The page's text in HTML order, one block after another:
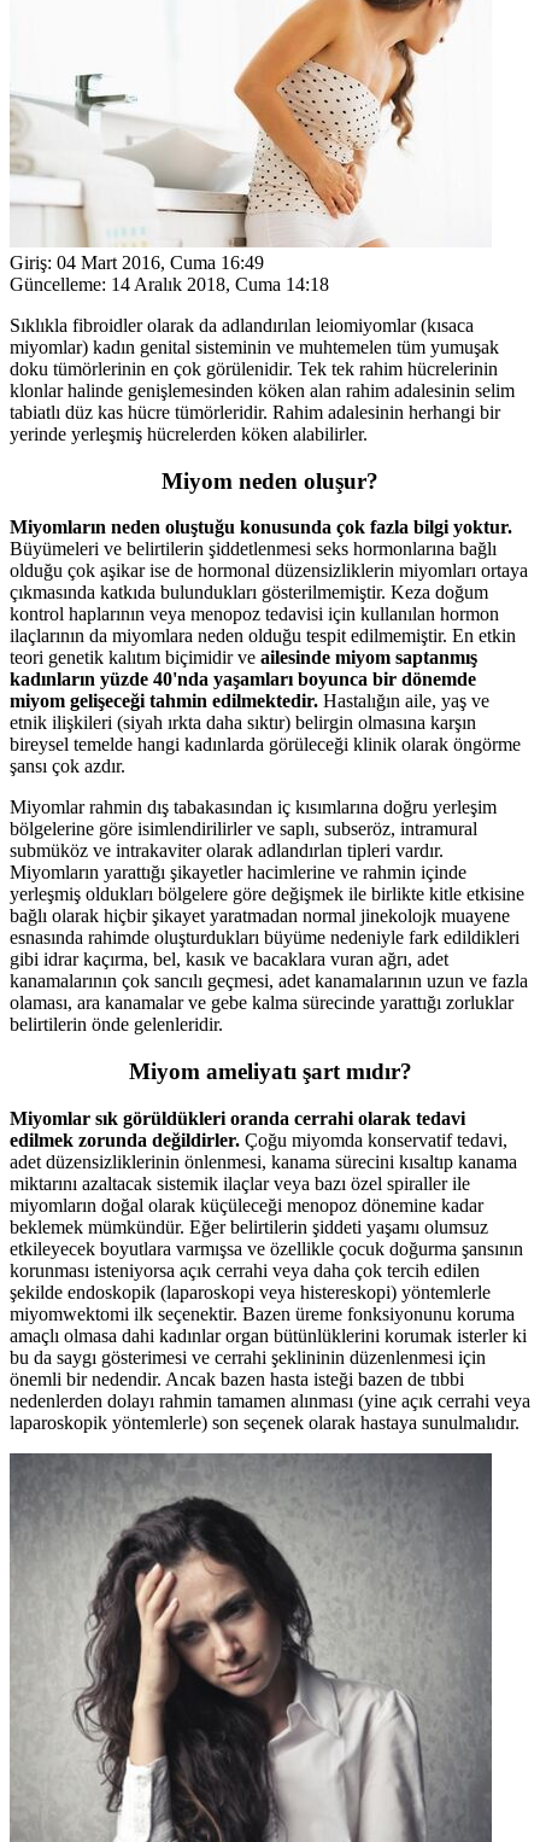
Giriş: 04 Mart 2016, Cuma 16:49
Güncelleme: 14 Aralık 2018, Cuma 14:18
Sıklıkla fibroidler olarak da adlandırılan leiomiyomlar (kısaca
miyomlar) kadın genital sisteminin ve muhtemelen tüm yumuşak
doku tümörlerinin en çok görülenidir. Tek tek rahim hücrelerinin
klonlar halinde genişlemesinden köken alan rahim adalesinin selim
tabiatlı düz kas hücre tümörleridir. Rahim adalesinin herhangi bir
yerinde yerleşmiş hücrelerden köken alabilirler.
Miyom neden oluşur?
Miyomların neden oluştuğu konusunda çok fazla bilgi yoktur.
Büyümeleri ve belirtilerin şiddetlenmesi seks hormonlarına bağlı
olduğu çok aşikar ise de hormonal düzensizliklerin miyomları ortaya
çıkmasında katkıda bulundukları gösterilmemiştir. Keza doğum
kontrol haplarının veya menopoz tedavisi için kullanılan hormon
ilaçlarının da miyomlara neden olduğu tespit edilmemiştir. En etkin
teori genetik kalıtım biçimidir ve ailesinde miyom saptanmış
kadınların yüzde 40'nda yaşamları boyunca bir dönemde
miyom gelişeceği tahmin edilmektedir. Hastalığın aile, yaş ve
etnik ilişkileri (siyah ırkta daha sıktır) belirgin olmasına karşın
bireysel temelde hangi kadınlarda görüleceği klinik olarak öngörme
şansı çok azdır.
Miyomlar rahmin dış tabakasından iç kısımlarına doğru yerleşim
bölgelerine göre isimlendirilirler ve saplı, subseröz, intramural
submüköz ve intrakaviter olarak adlandırlan tipleri vardır.
Miyomların yarattığı şikayetler hacimlerine ve rahmin içinde
yerleşmiş oldukları bölgelere göre değişmek ile birlikte kitle etkisine
bağlı olarak hiçbir şikayet yaratmadan normal jinekolojk muayene
esnasında rahimde oluşturdukları büyüme nedeniyle fark edildikleri
gibi idrar kaçırma, bel, kasık ve bacaklara vuran ağrı, adet
kanamalarının çok sancılı geçmesi, adet kanamalarının uzun ve fazla
olaması, ara kanamalar ve gebe kalma sürecinde yarattığı zorluklar
belirtilerin önde gelenleridir.
Miyom ameliyatı şart mıdır?
Miyomlar sık görüldükleri oranda cerrahi olarak tedavi
edilmek zorunda değildirler. Çoğu miyomda konservatif tedavi,
adet düzensizliklerinin önlenmesi, kanama sürecini kısaltıp kanama
miktarını azaltacak sistemik ilaçlar veya bazı özel spiraller ile
miyomların doğal olarak küçüleceği menopoz dönemine kadar
beklemek mümkündür. Eğer belirtilerin şiddeti yaşamı olumsuz
etkileyecek boyutlara varmışsa ve özellikle çocuk doğurma şansının
korunması isteniyorsa açık cerrahi veya daha çok tercih edilen
şekilde endoskopik (laparoskopi veya histereskopi) yöntemlerle
miyomwektomi ilk seçenektir. Bazen üreme fonksiyonunu koruma
amaçlı olmasa dahi kadınlar organ bütünlüklerini korumak isterler ki
bu da saygı gösterimesi ve cerrahi şeklininin düzenlenmesi için
önemli bir nedendir. Ancak bazen hasta isteği bazen de tıbbi
nedenlerden dolayı rahmin tamamen alınması (yine açık cerrahi veya
laparoskopik yöntemlerle) son seçenek olarak hastaya sunulmalıdır.